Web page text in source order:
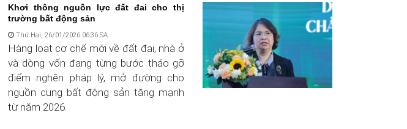
Khơi thông nguồn lực đất đai cho thị
trường bất động sản
Thứ Hai, 26/01/2026 06:36 SA
Hàng loạt cơ chế mới về đất đai, nhà ở
và dòng vốn đang từng bước tháo gỡ
điểm nghẽn pháp lý, mở đường cho
nguồn cung bất động sản tăng mạnh
từ năm 2026.